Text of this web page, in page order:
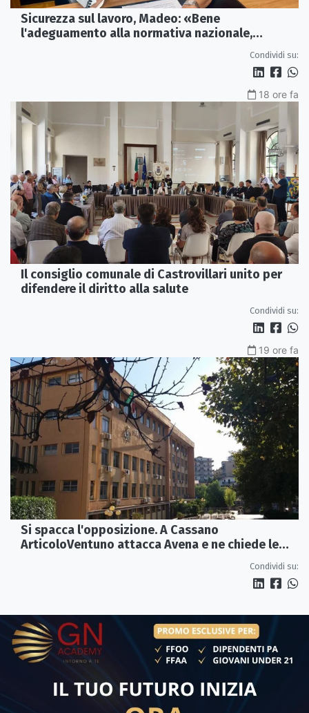
Sicurezza sul lavoro, Madeo: «Bene
l'adeguamento alla normativa nazionale,
Condividi su:
18 ore fa
Il consiglio comunale di Castrovillari unito per
difendere il diritto alla salute
Condividi su:
19 ore fa
Si spacca l'opposizione. A Cassano
ArticoloVentuno attacca Avena e ne chiede le
Condividi su: